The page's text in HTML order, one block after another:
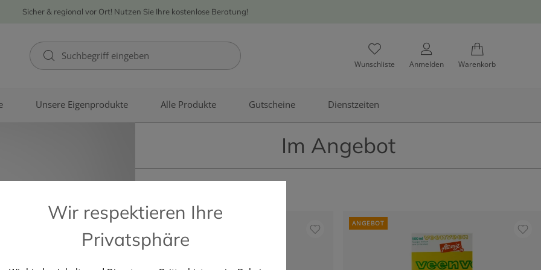
Sicher & regional vor Ort! Nutzen Sie Ihre kostenlose Beratung!
Wunschliste Anmelden Warenkorb
Unsere Eigenprodukte Alle Produkte Gutscheine Dienstzeiten
Im Angebot
ANGEBOT
Wir respektieren Ihre
Privatsphäre